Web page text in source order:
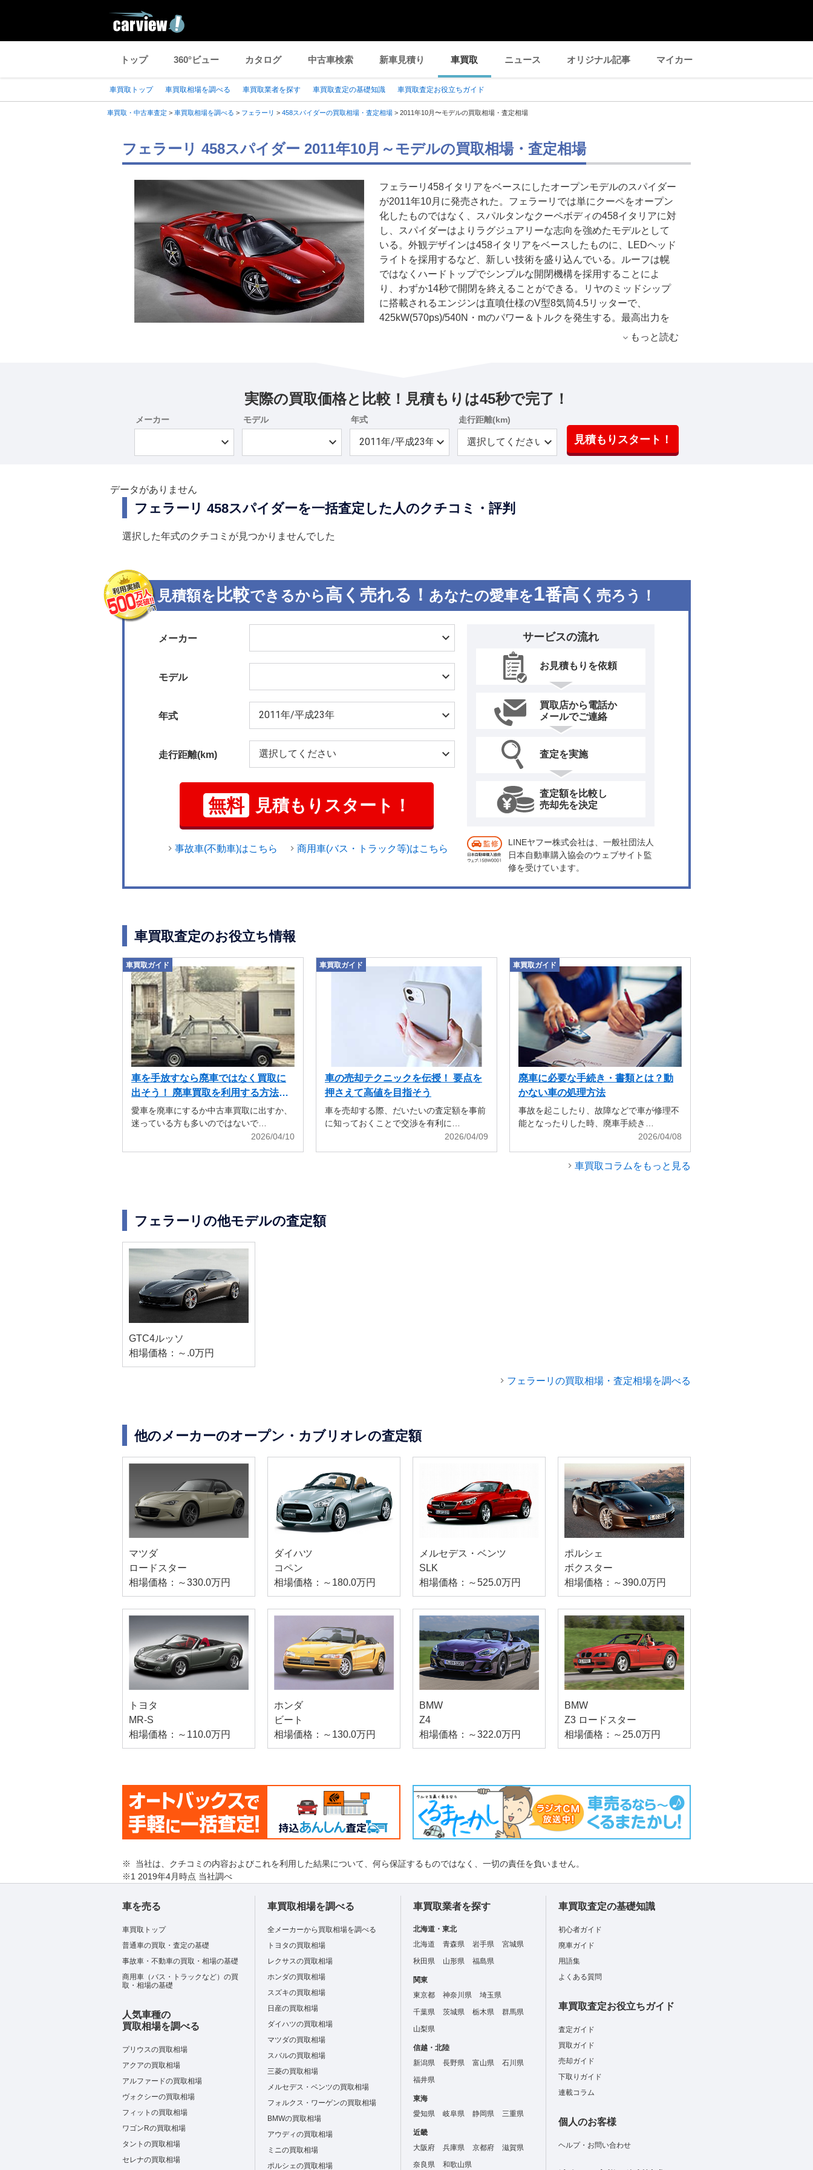
トップ 360°ビュー カタログ 中古車検索 新車見積り 車買取 ニュース オリジナル記事 マイカー
車買取トップ 車買取相場を調べる 車買取業者を探す 車買取査定の基礎知識 車買取査定お役立ちガイド
車買取・中古車査定 > 車買取相場を調べる > フェラーリ > 458スパイダーの買取相場・査定相場 > 2011年10月〜モデルの買取相場・査定相場
フェラーリ 458スパイダー 2011年10月～モデルの買取相場・査定相場
フェラーリ458イタリアをベースにしたオープンモデルのスパイダー
が2011年10月に発売された。フェラーリでは単にクーペをオープン
化したものではなく、スパルタンなクーペボディの458イタリアに対
し、スパイダーはよりラグジュアリーな志向を強めたモデルとして
いる。外観デザインは458イタリアをベースしたものに、LEDヘッド
ライトを採用するなど、新しい技術を盛り込んでいる。ルーフは幌
ではなくハードトップでシンプルな開閉機構を採用することによ
り、わずか14秒で開閉を終えることができる。リヤのミッドシップ
に搭載されるエンジンは直噴仕様のV型8気筒4.5リッターで、
425kW(570ps)/540N・mのパワー＆トルクを発生する。最高出力を
発生する回転数は9000回転、最大トルクも6000回転で発生する超高
け、最高速は320km/hに対するという。またスタートストップシステ
ムなどを含むHELEパッケージやを採用することで、高性能と省燃
費、省排気ガスを実現した。ルーフを格納するスペースとの関係も
あって、クーペとは異なる吸排気系のレイアウトが採用され、独特
のエンジンサウンドを響かせている。トラクションコントロールの
ーノも設定されている。
もっと読む
実際の買取価格と比較！見積もりは45秒で完了！
メーカー モデル 年式 走行距離(km)
見積もりスタート！
データがありません
フェラーリ 458スパイダーを一括査定した人のクチコミ・評判
選択した年式のクチコミが見つかりませんでした
見積額を 比較できるから高く売れる！ あなたの愛車を1番高く 売ろう！
メーカー
モデル
年式
走行距離(km)
無料 見積もりスタート！
事故車(不動車)はこちら 商用車(バス・トラック等)はこちら
サービスの流れ
お見積もりを依頼
買取店から電話か
メールでご連絡
査定を実施
査定額を比較し
売却先を決定
LINEヤフー株式会社は、一般社団法人
日本自動車購入協会のウェブサイト監
修を受けています。
車買取査定のお役立ち情報
車買取ガイド
車を手放すなら廃車ではなく買取に
出そう！ 廃車買取を利用する方法も
解説
愛車を廃車にするか中古車買取に出すか、
迷っている方も多いのではないで…
2026/04/10
車買取ガイド
車の売却テクニックを伝授！ 要点を
押さえて高値を目指そう
車を売却する際、だいたいの査定額を事前
に知っておくことで交渉を有利に…
2026/04/09
車買取ガイド
廃車に必要な手続き・書類とは？動
かない車の処理方法
事故を起こしたり、故障などで車が修理不
能となったりした時、廃車手続き…
2026/04/08
車買取コラムをもっと見る
フェラーリの他モデルの査定額
GTC4ルッソ
相場価格：～.0万円
フェラーリの買取相場・査定相場を調べる
他のメーカーのオープン・カブリオレの査定額
マツダ
ロードスター
相場価格：～330.0万円
ダイハツ
コペン
相場価格：～180.0万円
メルセデス・ベンツ
SLK
相場価格：～525.0万円
ポルシェ
ボクスター
相場価格：～390.0万円
トヨタ
MR-S
相場価格：～110.0万円
ホンダ
ビート
相場価格：～130.0万円
BMW
Z4
相場価格：～322.0万円
BMW
Z3 ロードスター
相場価格：～25.0万円
※ 当社は、クチコミの内容およびこれを利用した結果について、何ら保証するものではなく、一切の責任を負いません。
※1 2019年4月時点 当社調べ
車を売る
車買取トップ
普通車の買取・査定の基礎
事故車・不動車の買取・相場の基礎
商用車（バス・トラックなど）の買
取・相場の基礎
人気車種の
買取相場を調べる
プリウスの買取相場
アクアの買取相場
アルファードの買取相場
ヴォクシーの買取相場
フィットの買取相場
ワゴンRの買取相場
タントの買取相場
セレナの買取相場
車買取相場を調べる
全メーカーから買取相場を調べる
トヨタの買取相場
レクサスの買取相場
ホンダの買取相場
スズキの買取相場
日産の買取相場
ダイハツの買取相場
マツダの買取相場
スバルの買取相場
三菱の買取相場
メルセデス・ベンツの買取相場
フォルクス・ワーゲンの買取相場
BMWの買取相場
アウディの買取相場
ミニの買取相場
ポルシェの買取相場
車買取業者を探す
北海道・東北
北海道
青森県 岩手県
宮城県
秋田県
山形県 福島県
関東
東京都
神奈川県
埼玉県
千葉県
茨城県 栃木県
群馬県
山梨県
信越・北陸
新潟県
長野県 富山県
石川県
福井県
東海
愛知県
岐阜県 静岡県 三重県
近畿
大阪府
兵庫県 京都府
滋賀県
奈良県
和歌山県
車買取査定の基礎知識
初心者ガイド
廃車ガイド
用語集
よくある質問
車買取査定お役立ちガイド
査定ガイド
買取ガイド
売却ガイド
下取りガイド
連載コラム
個人のお客様
ヘルプ・お問い合わせ